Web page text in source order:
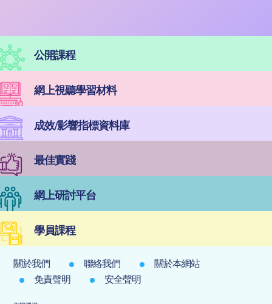
公開課程
網上視聽學習材料
成效/影響指標資料庫
最佳實踐
網上研討平台
學員課程
關於我們 聯絡我們
關於本網站
免責聲明
安全聲明